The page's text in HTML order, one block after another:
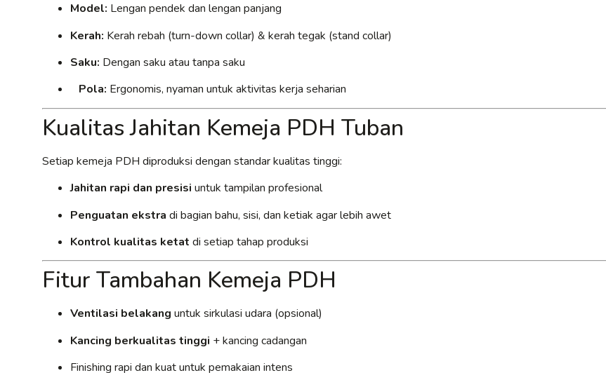
Model: Lengan pendek dan lengan panjang
Kerah: Kerah rebah (turn-down collar) & kerah tegak (stand collar)
Saku: Dengan saku atau tanpa saku
Pola: Ergonomis, nyaman untuk aktivitas kerja seharian
Kualitas Jahitan Kemeja PDH Tuban
Setiap kemeja PDH diproduksi dengan standar kualitas tinggi:
Jahitan rapi dan presisi untuk tampilan profesional
Penguatan ekstra di bagian bahu, sisi, dan ketiak agar lebih awet
Kontrol kualitas ketat di setiap tahap produksi
Fitur Tambahan Kemeja PDH
Ventilasi belakang untuk sirkulasi udara (opsional)
Kancing berkualitas tinggi + kancing cadangan
Finishing rapi dan kuat untuk pemakaian intens